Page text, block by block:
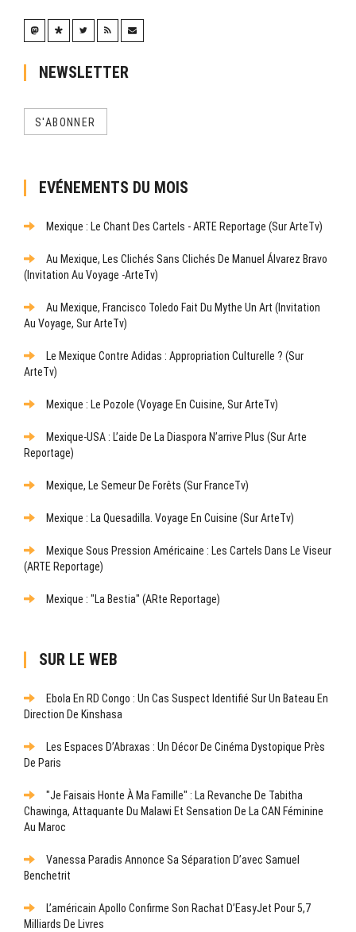
NEWSLETTER
S'ABONNER
EVÉNEMENTS DU MOIS
Mexique : Le Chant Des Cartels - ARTE Reportage (sur ArteTv)
Au Mexique, Les Clichés Sans Clichés De Manuel Álvarez Bravo
(Invitation Au Voyage -ArteTv)
Au Mexique, Francisco Toledo Fait Du Mythe Un Art (Invitation
Au Voyage, Sur ArteTv)
Le Mexique Contre Adidas : Appropriation Culturelle ? (sur
ArteTv)
Mexique : Le Pozole (Voyage En Cuisine, Sur ArteTv)
Mexique-USA : L’aide De La Diaspora N’arrive Plus (sur Arte
Reportage)
Mexique, Le Semeur De Forêts (sur FranceTv)
Mexique : La Quesadilla. Voyage En Cuisine (sur ArteTv)
Mexique Sous Pression Américaine : Les Cartels Dans Le Viseur
(ARTE Reportage)
Mexique : "La Bestia" (ARte Reportage)
SUR LE WEB
Ebola En RD Congo : Un Cas Suspect Identifié Sur Un Bateau En
Direction De Kinshasa
Les Espaces D’Abraxas : Un Décor De Cinéma Dystopique Près
De Paris
"Je Faisais Honte À Ma Famille" : La Revanche De Tabitha
Chawinga, Attaquante Du Malawi Et Sensation De La CAN Féminine
Au Maroc
Vanessa Paradis Annonce Sa Séparation D’avec Samuel
Benchetrit
L’américain Apollo Confirme Son Rachat D’EasyJet Pour 5,7
Milliards De Livres